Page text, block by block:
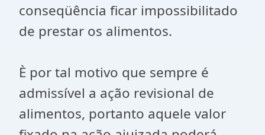
conseqüência ficar impossibilitado
de prestar os alimentos.
È por tal motivo que sempre é
admissível a ação revisional de
alimentos, portanto aquele valor